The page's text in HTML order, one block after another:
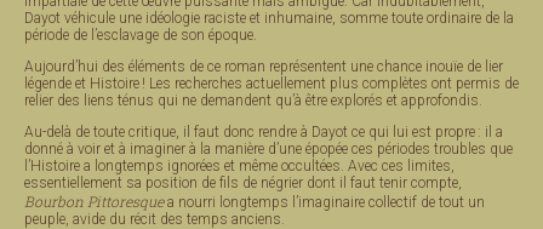
Dayot véhicule une idéologie raciste et inhumaine, somme toute ordinaire de la
période de l’esclavage de son époque.
Aujourd’hui des éléments de ce roman représentent une chance inouïe de lier
légende et Histoire ! Les recherches actuellement plus complètes ont permis de
relier des liens ténus qui ne demandent qu’à être explorés et approfondis.
Au-delà de toute critique, il faut donc rendre à Dayot ce qui lui est propre : il a
donné à voir et à imaginer à la manière d’une épopée ces périodes troubles que
l’Histoire a longtemps ignorées et même occultées. Avec ces limites,
essentiellement sa position de fils de négrier dont il faut tenir compte,
Bourbon Pittoresquea nourri longtemps l’imaginaire collectif de tout un
peuple, avide du récit des temps anciens.